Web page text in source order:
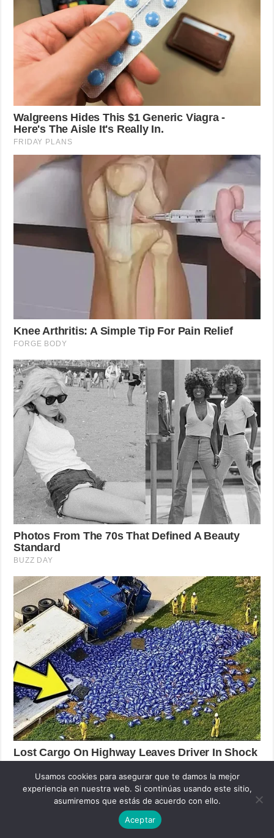
Usamos cookies para asegurar que te damos la mejor
experiencia en nuestra web. Si continúas usando este sitio,
asumiremos que estás de acuerdo con ello.
Aceptar